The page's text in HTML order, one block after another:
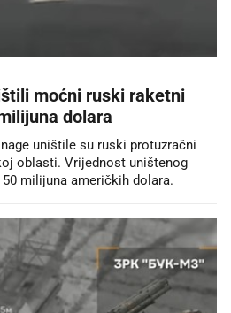
moćni ruski raketni
dolara
uništile su ruski protuzračni
oblasti. Vrijednost uništenog
milijuna američkih dolara.